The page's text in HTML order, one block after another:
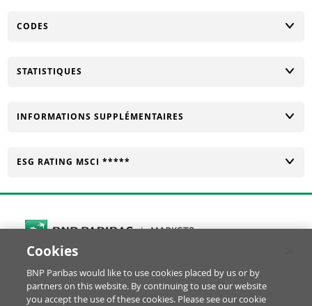
CHANGER
CODES
CHANGER
STATISTIQUES
CHANGER
INFORMATIONS SUPPLÉMENTAIRES
CHANGER
ESG RATING MSCI *****
Cookies Settings
© BNP Paribas Produits de Bourse 2026
RéclamationGlossaire Mentions Légales
Cookies
BNP Paribas would like to use cookies placed by us or by
partners on this website. By continuing to use our website
you accept the use of these cookies. Please see our cookie